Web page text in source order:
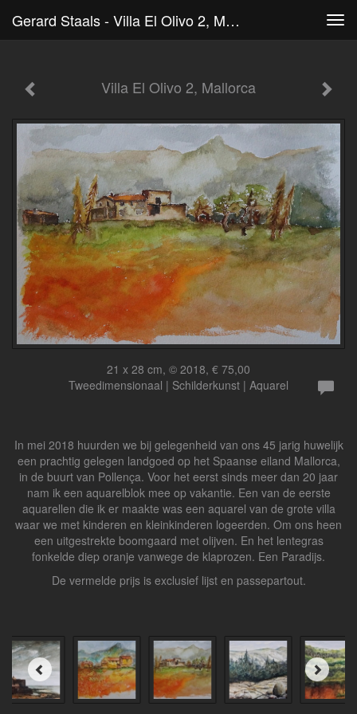
Gerard Staals - Villa El Olivo 2, Mallorca
Villa El Olivo 2, Mallorca
21 x 28 cm, © 2018, € 75,00
Tweedimensionaal | Schilderkunst | Aquarel
In mei 2018 huurden we bij gelegenheid van ons 45 jarig huwelijk
een prachtig gelegen landgoed op het Spaanse eiland Mallorca,
in de buurt van Pollença. Voor het eerst sinds meer dan 20 jaar
nam ik een aquarelblok mee op vakantie. Een van de eerste
aquarellen die ik er maakte was een aquarel van de grote villa
waar we met kinderen en kleinkinderen logeerden. Om ons heen
een uitgestrekte boomgaard met olijven. En het lentegras
fonkelde diep oranje vanwege de klaprozen. Een Paradijs.
De vermelde prijs is exclusief lijst en passepartout.